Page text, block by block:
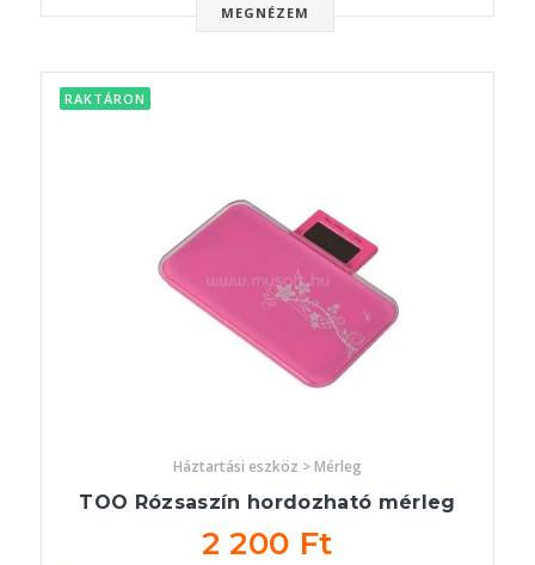
MEGNÉZEM
RAKTÁRON
Háztartási eszköz > Mérleg
TOO Rózsaszín hordozható mérleg
2 200 Ft